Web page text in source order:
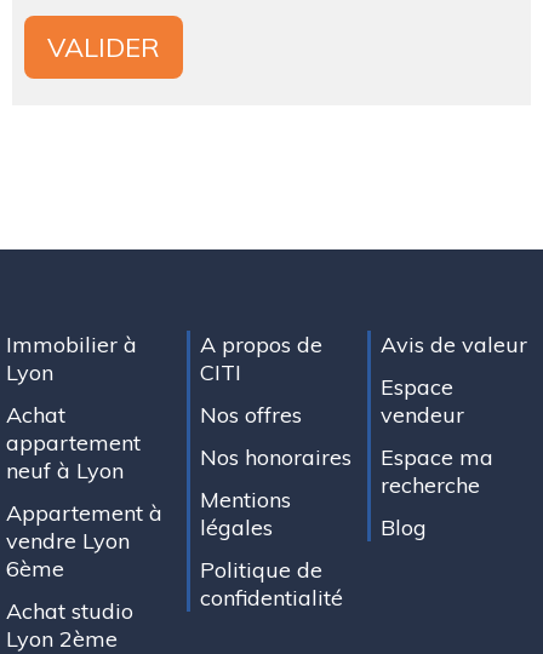
Immobilier à
Lyon
Achat
appartement
neuf à Lyon
Appartement à
vendre Lyon
6ème
Achat studio
Lyon 2ème
A propos de
CITI
Nos offres
Nos honoraires
Mentions
légales
Politique de
confidentialité
Avis de valeur
Espace
vendeur
Espace ma
recherche
Blog